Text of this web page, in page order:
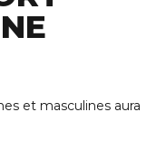
et masculines aura